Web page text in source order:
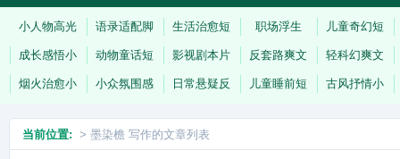
古风小诗 科幻短篇 现代小诗 连载
小人物高光 语录适配脚 生活治愈短 职场浮生 儿童奇幻短
成长感悟小 动物童话短 影视剧本片 反套路爽文 轻科幻爽文
烟火治愈小 小众氛围感 日常悬疑反 儿童睡前短 古风抒情小
当前位置: > 墨染檐 写作的文章列表